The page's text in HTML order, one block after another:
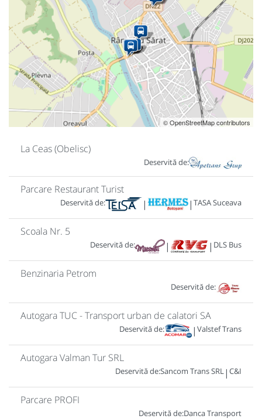
© OpenStreetMap contributors
La Ceas (Obelisc)
Deservită de:
Parcare Restaurant Turist
Deservită de: | | TASA Suceava
Scoala Nr. 5
Deservită de: | | DLS Bus
Benzinaria Petrom
Deservită de:
Autogara TUC - Transport urban de calatori SA
Deservită de: | Valstef Trans
Autogara Valman Tur SRL
Deservită de:Sancom Trans SRL| C&I
Parcare PROFI
Deservită de:Danca Transport